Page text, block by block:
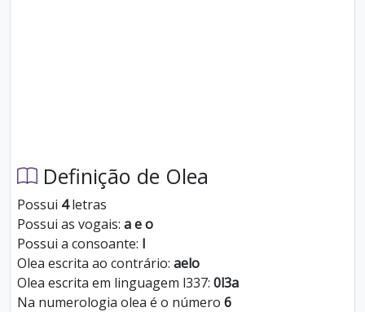
Definição de Olea
Possui 4letras
Possui as vogais: a e o
Possui a consoante: l
Olea escrita ao contrário: aelo
Olea escrita em linguagem l337: 0l3a
Na numerologia olea é o número 6